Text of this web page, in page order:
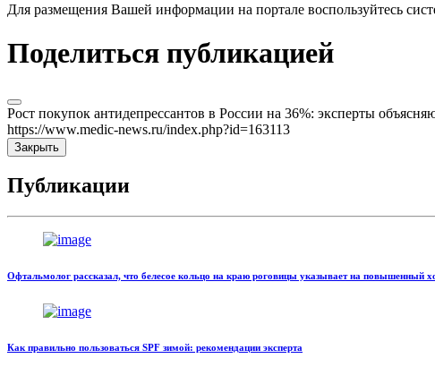
Для размещения Вашей информации на портале воспользуйтесь
Поделиться публикацией
Рост покупок антидепрессантов в России на 36%: эксперты
https://www.medic-news.ru/index.php?id=163113
Закрыть
Публикации
Офтальмолог рассказал, что белесое кольцо на краю роговицы указывает на повышенный
Как правильно пользоваться SPF зимой: рекомендации эксперта